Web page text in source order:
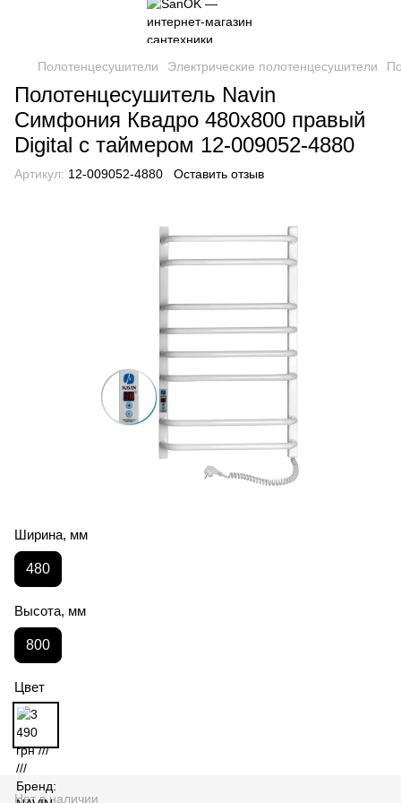
Полотенцесушители Электрические полотенцесушители
Полотенцесушитель Navin
Симфония Квадро 480х800 правый
Digital с таймером 12-009052-4880
Артикул: 12-009052-4880 Оставить отзыв
Ширина, мм
480
Высота, мм
800
Цвет
Нет в наличии